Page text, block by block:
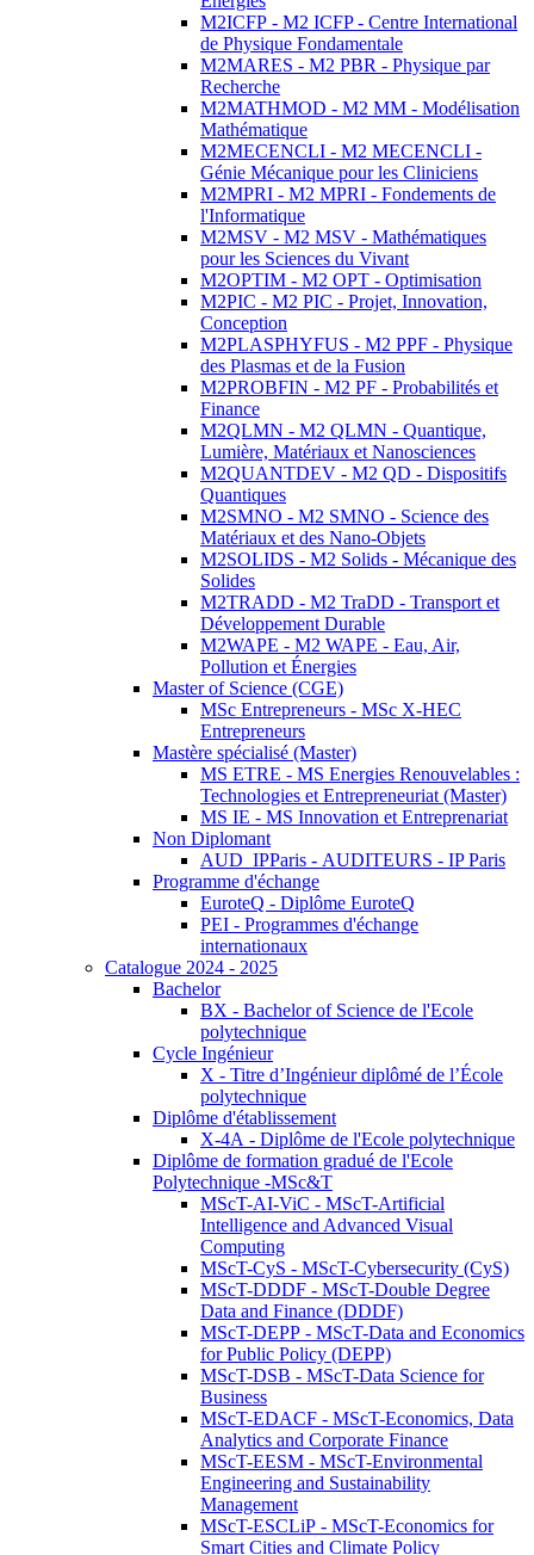
M2ICFP - M2 ICFP - Centre International
de Physique Fondamentale
M2MARES - M2 PBR - Physique par
Recherche
M2MATHMOD - M2 MM - Modélisation
Mathématique
M2MECENCLI - M2 MECENCLI -
Génie Mécanique pour les Cliniciens
M2MPRI - M2 MPRI - Fondements de
l'Informatique
M2MSV - M2 MSV - Mathématiques
pour les Sciences du Vivant
M2OPTIM - M2 OPT - Optimisation
M2PIC - M2 PIC - Projet, Innovation,
Conception
M2PLASPHYFUS - M2 PPF - Physique
des Plasmas et de la Fusion
M2PROBFIN - M2 PF - Probabilités et
Finance
M2QLMN - M2 QLMN - Quantique,
Lumière, Matériaux et Nanosciences
M2QUANTDEV - M2 QD - Dispositifs
Quantiques
M2SMNO - M2 SMNO - Science des
Matériaux et des Nano-Objets
M2SOLIDS - M2 Solids - Mécanique des
Solides
M2TRADD - M2 TraDD - Transport et
Développement Durable
M2WAPE - M2 WAPE - Eau, Air,
Pollution et Énergies
Master of Science (CGE)
MSc Entrepreneurs - MSc X-HEC
Entrepreneurs
Mastère spécialisé (Master)
MS ETRE - MS Energies Renouvelables :
Technologies et Entrepreneuriat (Master)
MS IE - MS Innovation et Entreprenariat
Non Diplomant
AUD_IPParis - AUDITEURS - IP Paris
Programme d'échange
EuroteQ - Diplôme EuroteQ
PEI - Programmes d'échange
internationaux
Catalogue 2024 - 2025
Bachelor
BX - Bachelor of Science de l'Ecole
polytechnique
Cycle Ingénieur
X - Titre d’Ingénieur diplômé de l’École
polytechnique
Diplôme d'établissement
X-4A - Diplôme de l'Ecole polytechnique
Diplôme de formation gradué de l'Ecole
Polytechnique -MSc&T
MScT-AI-ViC - MScT-Artificial
Intelligence and Advanced Visual
Computing
MScT-CyS - MScT-Cybersecurity (CyS)
MScT-DDDF - MScT-Double Degree
Data and Finance (DDDF)
MScT-DEPP - MScT-Data and Economics
for Public Policy (DEPP)
MScT-DSB - MScT-Data Science for
Business
MScT-EDACF - MScT-Economics, Data
Analytics and Corporate Finance
MScT-EESM - MScT-Environmental
Engineering and Sustainability
Management
MScT-ESCLiP - MScT-Economics for
Smart Cities and Climate Policy